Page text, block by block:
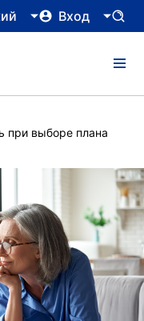
Вход
при выборе плана